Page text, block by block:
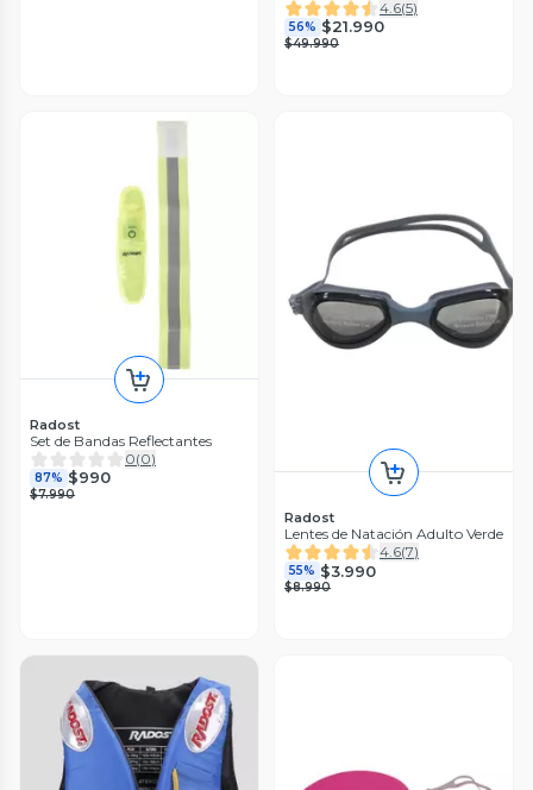
4.6(5)
56% $21.990
$49.990
Radost
Set de Bandas Reflectantes
0(0)
87% $990
$7.990
Radost
Lentes de Natación Adulto Verde
4.6(7)
55% $3.990
$8.990